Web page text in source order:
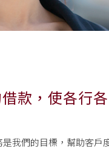
款，使各行
是我們的目標，幫助客戶